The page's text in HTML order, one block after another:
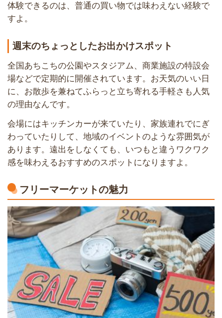
体験できるのは、普通の買い物では味わえない経験で
すよ。
週末のちょっとしたお出かけスポット
全国あちこちの公園やスタジアム、商業施設の特設会
場などで定期的に開催されています。お天気のいい日
に、お散歩を兼ねてふらっと立ち寄れる手軽さも人気
の理由なんです。
会場にはキッチンカーが来ていたり、家族連れでにぎ
わっていたりして、地域のイベントのような雰囲気が
あります。遠出をしなくても、いつもと違うワクワク
感を味わえるおすすめのスポットになりますよ。
フリーマーケットの魅力